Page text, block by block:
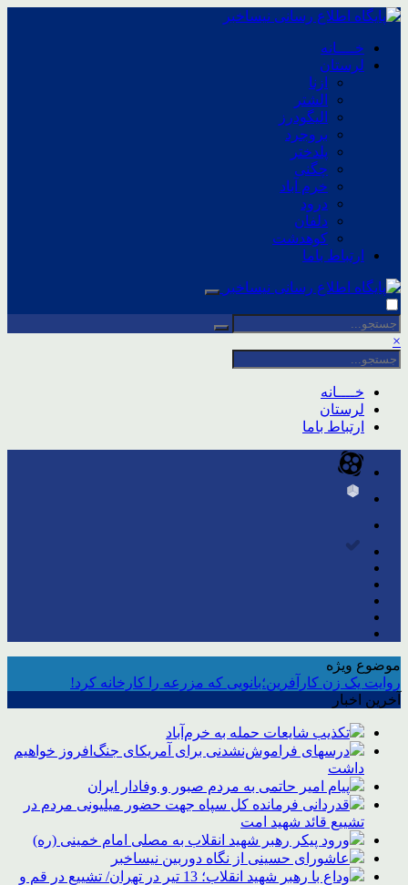
خــــانه
لرستان
ازنا
الشتر
الیگودرز
بروجرد
پلدختر
چگنی
خرم آباد
درود
دلفان
کوهدشت
ارتباط باما
×
خــــانه
لرستان
ارتباط باما
موضوع ویژه
روایت یک زن کارآفرین؛بانویی که مزرعه را کارخانه کرد!
آخرین اخبار
تکذیب شایعات حمله به خرم‌آباد
درسهای فراموش‌نشدنی برای آمریکای جنگ‌افروز خواهیم
داشت
پیام امیر حاتمی به مردم صبور و وفادار ایران
قدردانی فرمانده کل سپاه جهت حضور میلیونی مردم در
تشییع قائد شهید امت
ورود پیکر رهبر شهید انقلاب به مصلی امام خمینی (ره)
عاشورای حسینی از نگاه دوربین نیساخبر
وداع با رهبر شهید انقلاب؛ 13 تیر در تهران/ تشییع در قم و